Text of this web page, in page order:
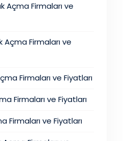
Açma Firmaları ve
Açma Firmaları ve
Firmaları ve Fiyatları
Firmaları ve Fiyatları
Firmaları ve Fiyatları